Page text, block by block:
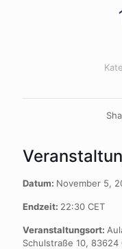
Datum: November 5,
Endzeit: 22:30 CET
Veranstaltungsort:
Schulstraße 10,